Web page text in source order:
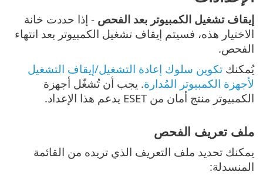
إيقاف تشغيل الكمبيوتر بعد الفحص - إذا حددت خانة
الاختيار هذه، فسيتم إيقاف تشغيل الكمبيوتر بعد انتهاء
الفحص.
يُمكنك تكوين سلوك إعادة التشغيل/إيقاف التشغيل
لأجهزة الكمبيوتر المُدارة. يجب أن تُشغّل أجهزة
الكمبيوتر منتج أمان من ESET يدعم هذا الإعداد.
ملف تعريف الفحص
يمكنك تحديد ملف التعريف الذي تريده من القائمة
المنسدلة: